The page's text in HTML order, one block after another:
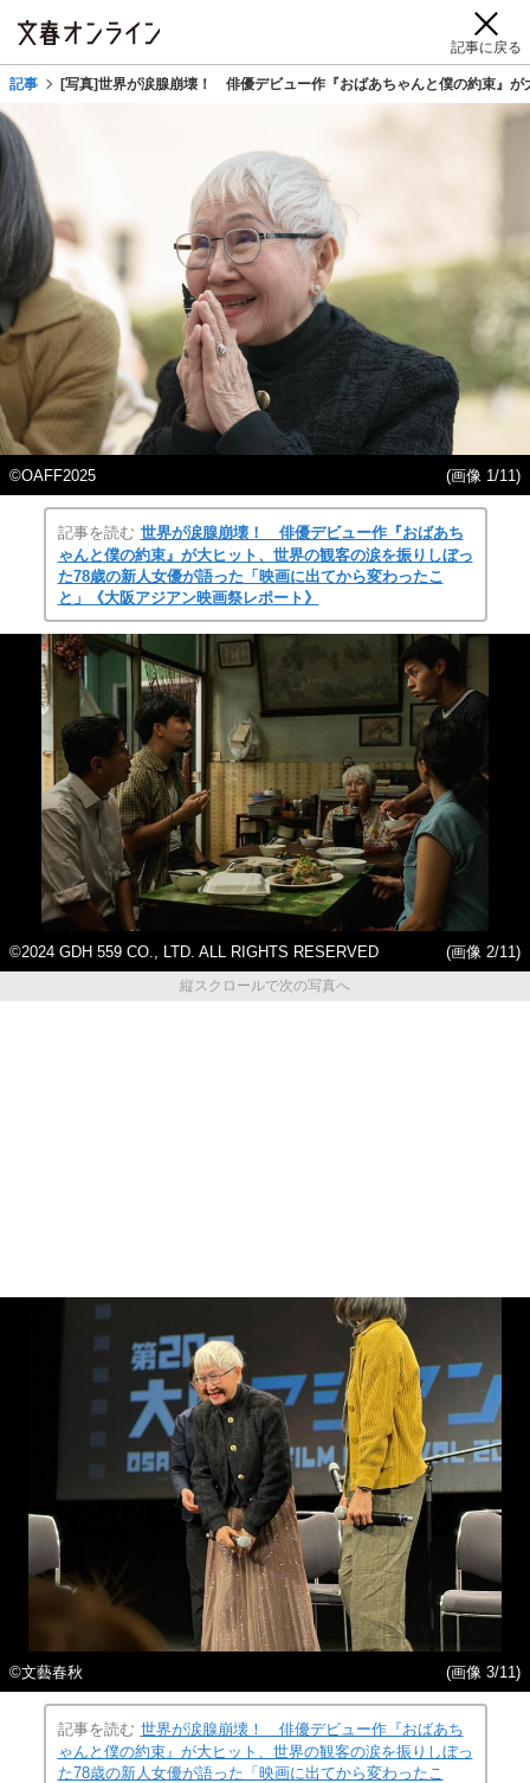
記事に戻る
記事 [写真]世界が涙腺崩壊！ 俳優デビュー作『おばあちゃんと僕の約束』
©OAFF2025 (画像 1/11)
記事を読む 世界が涙腺崩壊！ 俳優デビュー作『おばあち
ゃんと僕の約束』が大ヒット、世界の観客の涙を振りしぼっ
た78歳の新人女優が語った「映画に出てから変わったこ
と」《大阪アジアン映画祭レポート》
©2024 GDH 559 CO., LTD. ALL RIGHTS RESERVED
(画像 2/11)
縦スクロールで次の写真へ
©文藝春秋 (画像 3/11)
記事を読む 世界が涙腺崩壊！ 俳優デビュー作『おばあち
ゃんと僕の約束』が大ヒット、世界の観客の涙を振りしぼっ
た78歳の新人女優が語った「映画に出てから変わったこ